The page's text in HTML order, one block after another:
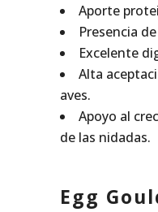
Aporte
Presencia
Excelente
Alta
aves.
Apoyo al
de las nidadas.
Egg